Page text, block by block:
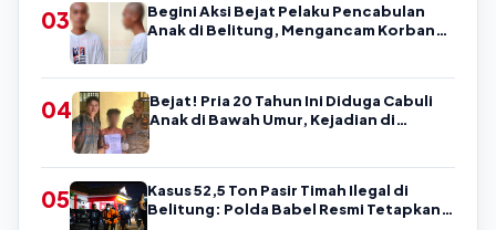
03
Begini Aksi Bejat Pelaku Pencabulan
Anak di Belitung, Mengancam Korban
04
Bejat! Pria 20 Tahun Ini Diduga Cabuli
Anak di Bawah Umur, Kejadian di
05
Kasus 52,5 Ton Pasir Timah Ilegal di
Belitung: Polda Babel Resmi Tetapkan 4